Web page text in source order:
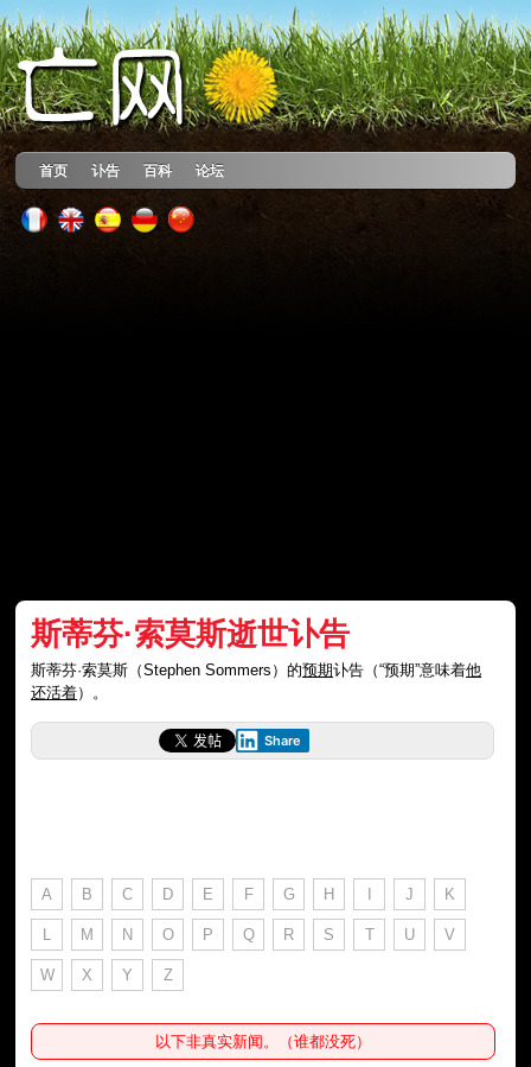
首页 讣告 百科 论坛
斯蒂芬·索莫斯逝世讣告
斯蒂芬·索莫斯（Stephen Sommers）的预期讣告（“预期”意味着他
还活着）。
Share
A B C D E F G H I J K
L M N O P Q R S T U V
W X Y Z
以下非真实新闻。（谁都没死）